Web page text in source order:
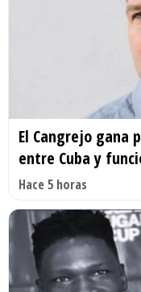
El Cangrejo gana
entre Cuba y
Hace 5 horas